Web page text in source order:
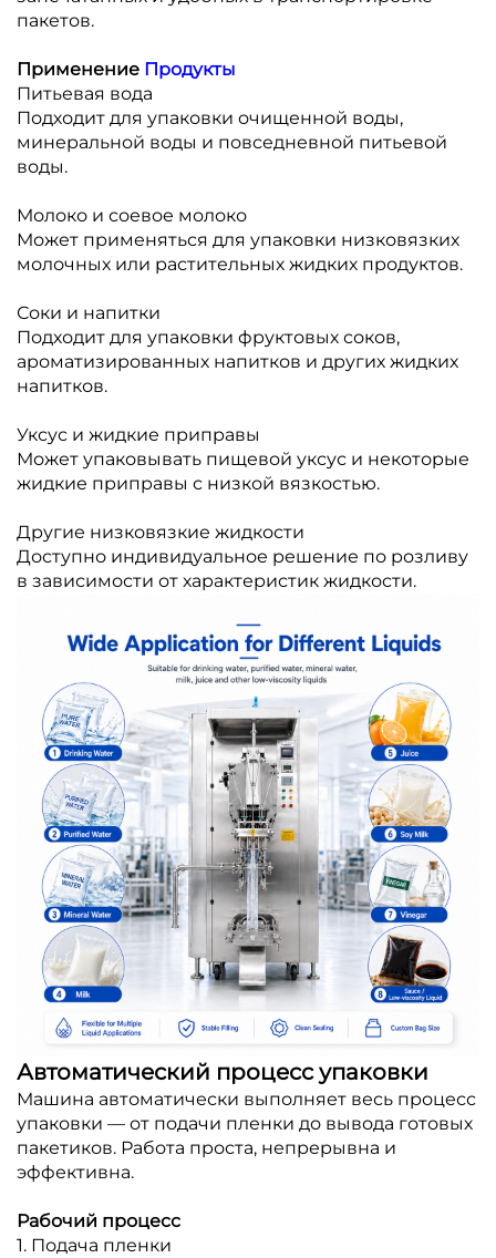
пакетов.
Применение Продукты
Питьевая вода
Подходит для упаковки очищенной воды,
минеральной воды и повседневной питьевой
воды.
Молоко и соевое молоко
Может применяться для упаковки низковязких
молочных или растительных жидких продуктов.
Соки и напитки
Подходит для упаковки фруктовых соков,
ароматизированных напитков и других жидких
напитков.
Уксус и жидкие приправы
Может упаковывать пищевой уксус и некоторые
жидкие приправы с низкой вязкостью.
Другие низковязкие жидкости
Доступно индивидуальное решение по розливу
в зависимости от характеристик жидкости.
Автоматический процесс упаковки
Машина автоматически выполняет весь процесс
упаковки — от подачи пленки до вывода готовых
пакетиков. Работа проста, непрерывна и
эффективна.
Рабочий процесс
1. Подача пленки